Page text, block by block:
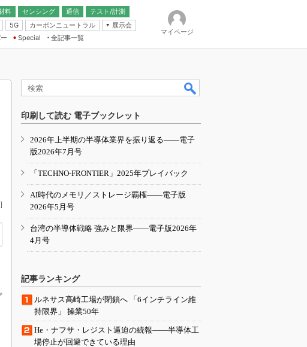
料 センシング
通信
テスト/計測
5G カーボンニュートラル
展示会
エッジコンピューティング
FRONTIER
くるま展
Special
全記事一覧
マイページ
]
印刷して読む 電子ブックレット
2026年上半期の半導体業界を振り返る――電子
版2026年7月号
「TECHNO-FRONTIER」2025年プレイバック
AI時代のメモリ／ストレージ覇権――電子版
2026年5月号
台湾の半導体戦略 強みと限界――電子版2026年
4月号
記事ランキング
ルネサス高崎工場が閉鎖へ 「6インチライン維
持限界」 操業50年
He・ナフサ・レジスト逼迫の続報――半導体工
場停止が回避できている理由